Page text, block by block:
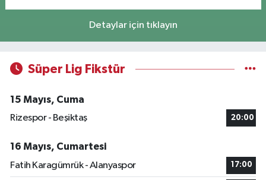
Detaylar için tıklayın
Süper Lig Fikstür
15 Mayıs, Cuma
Rizespor - Beşiktaş
20:00
16 Mayıs, Cumartesi
Fatih Karagümrük - Alanyaspor
17:00